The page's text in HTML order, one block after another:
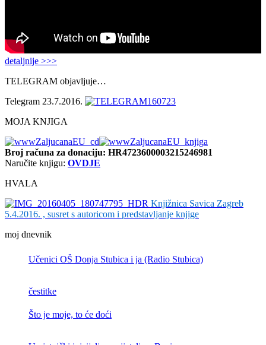
detaljnije >>>
TELEGRAM objavljuje…
Telegram 23.7.2016.
MOJA KNJIGA
Broj računa za donaciju: HR4723600003215246981
Naručite knjigu: OVDJE
HVALA
Knjižnica Savica Zagreb
5.4.2016. , susret s autoricom i predstavljanje knjige
moj dnevnik
Učenici OŠ Donja Stubica i ja (Radio Stubica)
čestitke
Što je moje, to će doći